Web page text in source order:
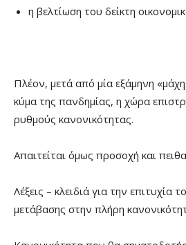
η βελτίωση του δείκτη
Πλέον, μετά από μία εξάμηνη
κύμα της πανδημίας, η χώρα
ρυθμούς κανονικότητας.
Απαιτείται όμως προσοχή και
Λέξεις – κλειδιά για την επιτυχία
μετάβασης στην πλήρη